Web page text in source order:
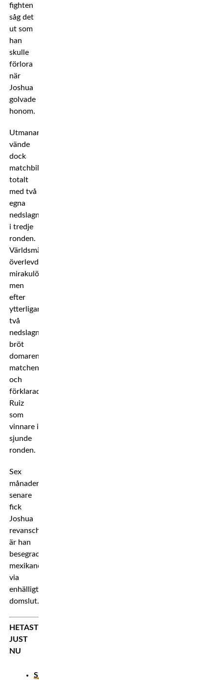
fighten
såg det
ut som
han
skulle
förlora
när
Joshua
golvade
honom.
Utmanaren
vände
dock
matchbilden
totalt
med två
egna
nedslagningar
i tredje
ronden.
Världsmästaren
överlevde
mirakulöst,
men
efter
ytterligare
två
nedslagningar
bröt
domaren
matchen
och
förklarade
Ruiz
som
vinnare i
sjunde
ronden.
Sex
månader
senare
fick
Joshua
revansch
är han
besegrade
mexikanen
via
enhälligt
domslut.
HETAST
JUST
NU
Sjukaste